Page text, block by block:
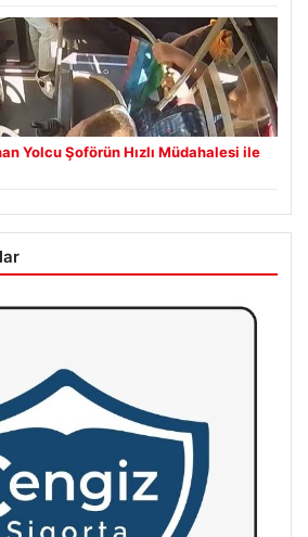
Yolcu Şoförün Hızlı Müdahalesi ile